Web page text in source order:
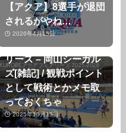
【アクア】8選手が退団
されるがやね…
2026年4月15日
KUROBEアクアフェアリーズ 2025-2026
【第1節/GAME2】
リーズ – 岡山シーガル
ズ[雑記] / 観戦ポイント
として戦術とかメモ取
っておくちゃ
2025年10月15日